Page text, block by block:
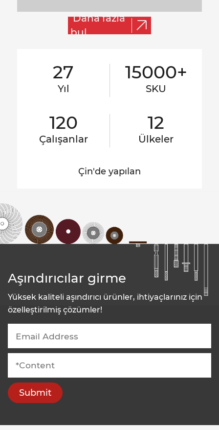
27
Yıl
15000+
SKU
120
Çalışanlar
12
Ülkeler
Çin'de yapılan
Daha fazla
bul
Aşındırıcılar girme
Yüksek kaliteli aşındırıcı ürünler, ihtiyaçlarınız için
özelleştirilmiş çözümler!
Submit